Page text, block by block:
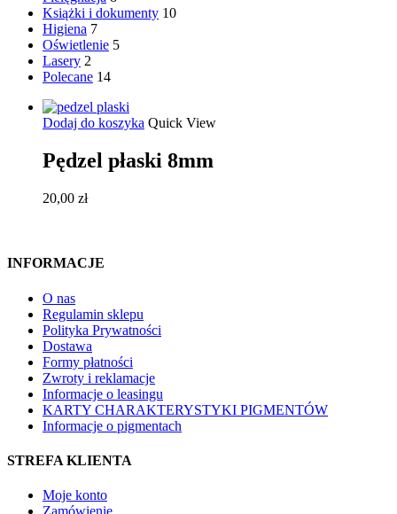
Książki i dokumenty 10
Higiena 7
Oświetlenie 5
Lasery 2
Polecane 14
Dodaj do koszyka Quick View
Pędzel płaski 8mm
20,00 zł
INFORMACJE
O nas
Regulamin sklepu
Polityka Prywatności
Dostawa
Formy płatności
Zwroty i reklamacje
Informacje o leasingu
KARTY CHARAKTERYSTYKI PIGMENTÓW
Informacje o pigmentach
STREFA KLIENTA
Moje konto